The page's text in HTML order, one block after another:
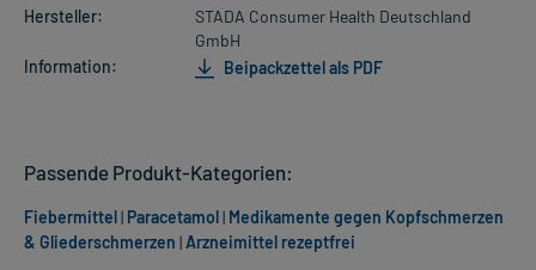
Hersteller:
STADA Consumer Health Deutschland
GmbH
Information:
Beipackzettel als PDF
Passende Produkt-Kategorien:
Fiebermittel| Paracetamol| Medikamente gegen Kopfschmerzen
& Gliederschmerzen |Arzneimittel rezeptfrei